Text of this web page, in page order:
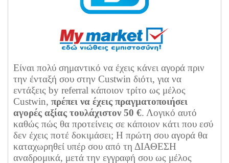
Είναι πολύ σημαντικό να έχεις κάνει αγορά πριν
την ένταξή σου στην Custwin διότι, για να
εντάξεις by referral κάποιον τρίτο ως μέλος
Custwin, πρέπει να έχεις πραγματοποιήσει
αγορές αξίας τουλάχιστον 50 €. Λογικό αυτό
καθώς πώς θα προτείνεις σε κάποιον κάτι που εσύ
δεν έχεις ποτέ δοκιμάσει; Η πρώτη σου αγορά θα
καταχωρηθεί υπέρ σου από τη ΔΙΑΘΕΣΗ
αναδρομικά, μετά την εγγραφή σου ως μέλος